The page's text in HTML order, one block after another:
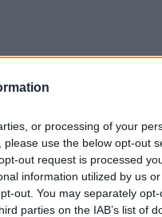
or processing of your
use the below opt-out
out request is processed
information utilized by us
out. You may separately
parties on the IAB’s list of
vaikų
O
metrų trijų